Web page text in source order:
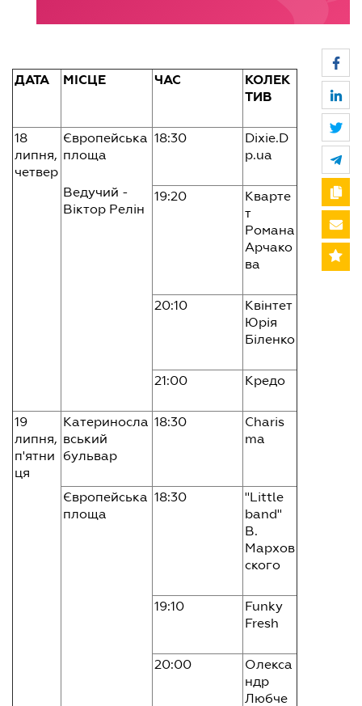
ДАТА МІСЦЕ ЧАС
КОЛЕК
ТИВ
18
липня,
четвер
Європейська
площа
Ведучий -
Віктор Релін
18:30
Dixie.D
p.ua
19:20
Кварте
т
Романа
Арчако
ва
20:10
Квінтет
Юрія
Біленко
21:00 Кредо
19
липня,
п'ятни
ця
Катериносла
вський
бульвар
18:30
Charis
ma
Європейська
площа
18:30
"Little
band"
В.
Мархов
ского
19:10
Funky
Fresh
20:00
Олекса
ндр
Любче